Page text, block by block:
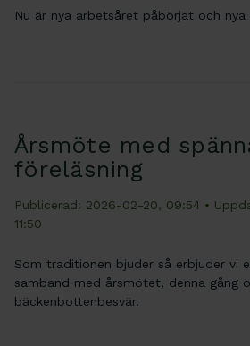
Nu är nya arbetsåret påbörjat och
Årsmöte med
föreläsning
Publicerad: 2026-02-20, 09:54 •
11:50
Som traditionen bjuder så erbjuder vi
samband med årsmötet, denna gång
bäckenbottenbesvär.